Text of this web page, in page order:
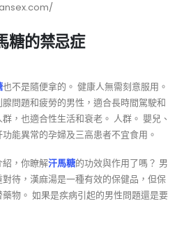
糖的禁忌症
也不是隨便拿的。 健康人無需刻意服用。
問題和疲勞的男性，適合長時間駕駛和
，也適合性生活和衰老。 人群。 嬰兒、
能異常的孕婦及三高患者不宜食用。
，你瞭解汗馬糖的功效與作用了嗎？ 男
待，漢麻湯是一種有效的保健品，但保
物。 如果是疾病引起的男性問題還是要